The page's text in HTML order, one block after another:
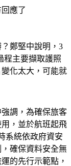
應了
鄭堅中說明，3
程主要擷取護照
化太大，可能就
調，為確保旅客
，並於航班起飛
系統依政府資安
確保資料安全無
的先行示範點，